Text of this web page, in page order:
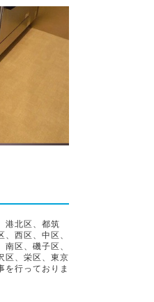
港北区、都筑
、西区、中区、
区、磯子区、
区、栄区、東京
を行っておりま